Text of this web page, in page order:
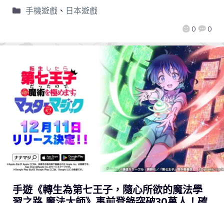
0 0
手機遊戲、 日本遊戲
手遊《轉生為第七王子，隨心所欲的魔法學